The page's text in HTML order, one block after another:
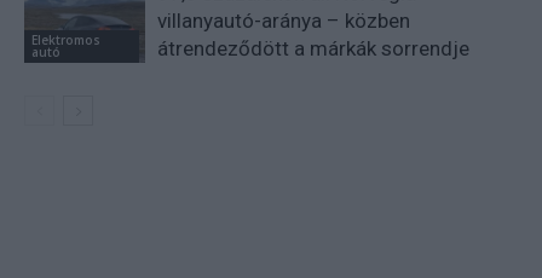
Elektromos
autó
villanyautó-aránya – közben
átrendeződött a márkák sorrendje